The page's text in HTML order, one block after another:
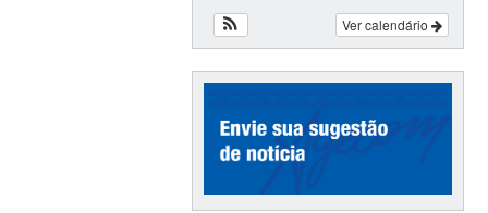
Ver calendário